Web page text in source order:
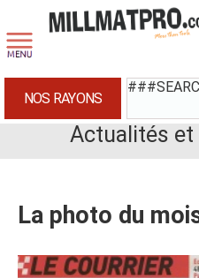
NOS RAYONS
Actualités
La photo du